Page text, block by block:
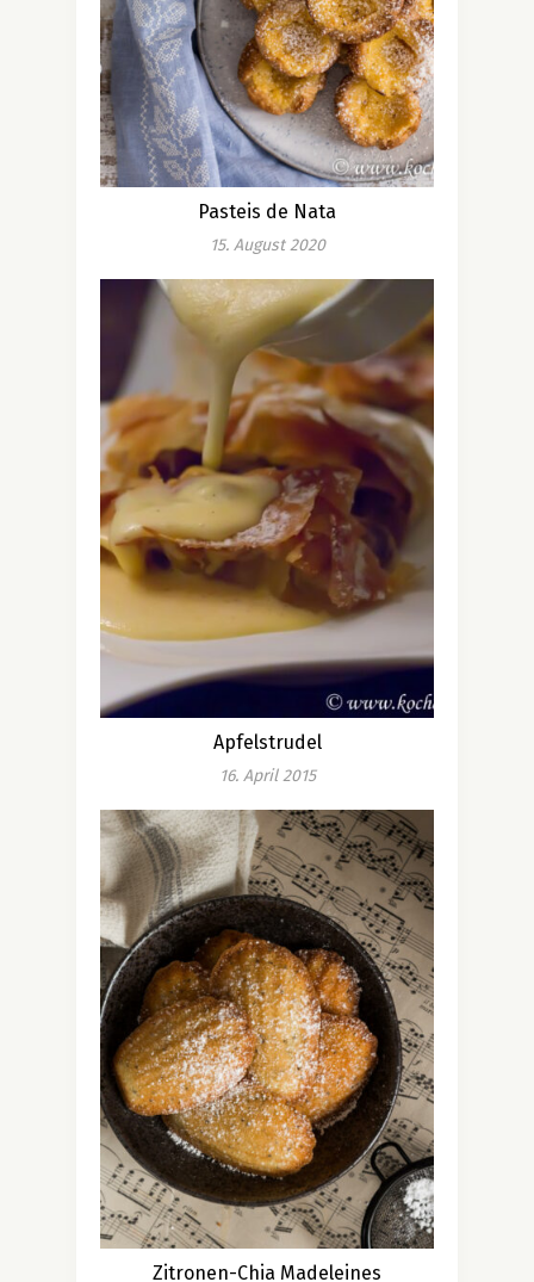
Pasteis de Nata
15. August 2020
Apfelstrudel
16. April 2015
Zitronen-Chia Madeleines